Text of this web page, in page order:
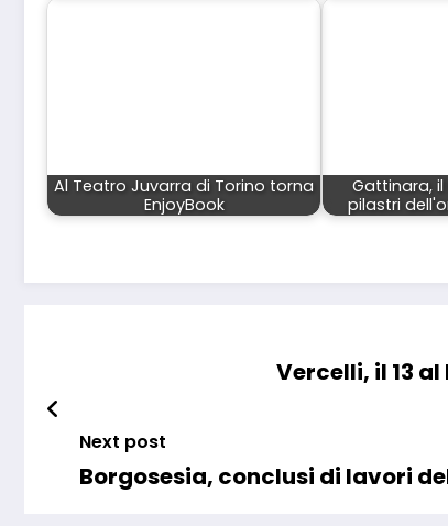
Al Teatro Juvarra di Torino torna
EnjoyBook
Gattinara, il
pilastri
Vercelli, il 13
Next post
Borgosesia, conclusi di lavori